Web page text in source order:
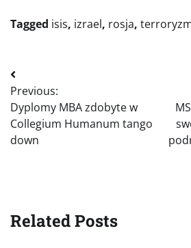
Tagged isis, izrael, rosja,
Nawigacja
wpisu
Previous:
Dyplomy MBA zdobyte w
Collegium Humanum tango
down
Related Posts